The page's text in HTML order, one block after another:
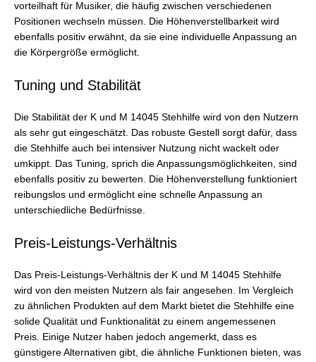
vorteilhaft für Musiker, die häufig zwischen verschiedenen
Positionen wechseln müssen. Die Höhenverstellbarkeit wird
ebenfalls positiv erwähnt, da sie eine individuelle Anpassung an
die Körpergröße ermöglicht.
Tuning und Stabilität
Die Stabilität der K und M 14045 Stehhilfe wird von den Nutzern
als sehr gut eingeschätzt. Das robuste Gestell sorgt dafür, dass
die Stehhilfe auch bei intensiver Nutzung nicht wackelt oder
umkippt. Das Tuning, sprich die Anpassungsmöglichkeiten, sind
ebenfalls positiv zu bewerten. Die Höhenverstellung funktioniert
reibungslos und ermöglicht eine schnelle Anpassung an
unterschiedliche Bedürfnisse.
Preis-Leistungs-Verhältnis
Das Preis-Leistungs-Verhältnis der K und M 14045 Stehhilfe
wird von den meisten Nutzern als fair angesehen. Im Vergleich
zu ähnlichen Produkten auf dem Markt bietet die Stehhilfe eine
solide Qualität und Funktionalität zu einem angemessenen
Preis. Einige Nutzer haben jedoch angemerkt, dass es
günstigere Alternativen gibt, die ähnliche Funktionen bieten, was